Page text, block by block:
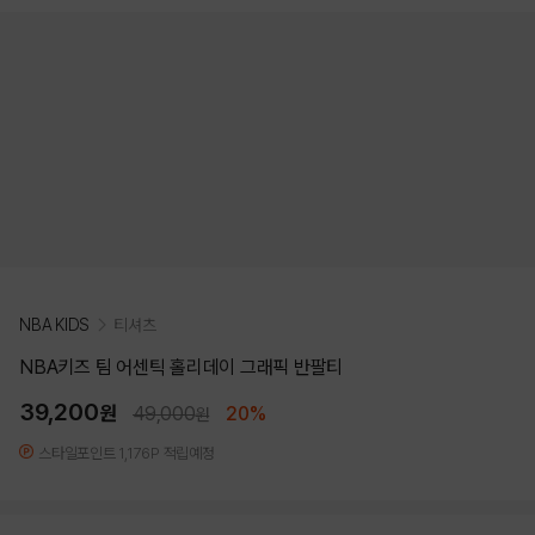
NBA KIDS 티셔츠
NBA키즈 팀 어센틱 홀리데이 그래픽 반팔티
39,200원 49,000원 20%
스타일포인트 1,176P 적립예정